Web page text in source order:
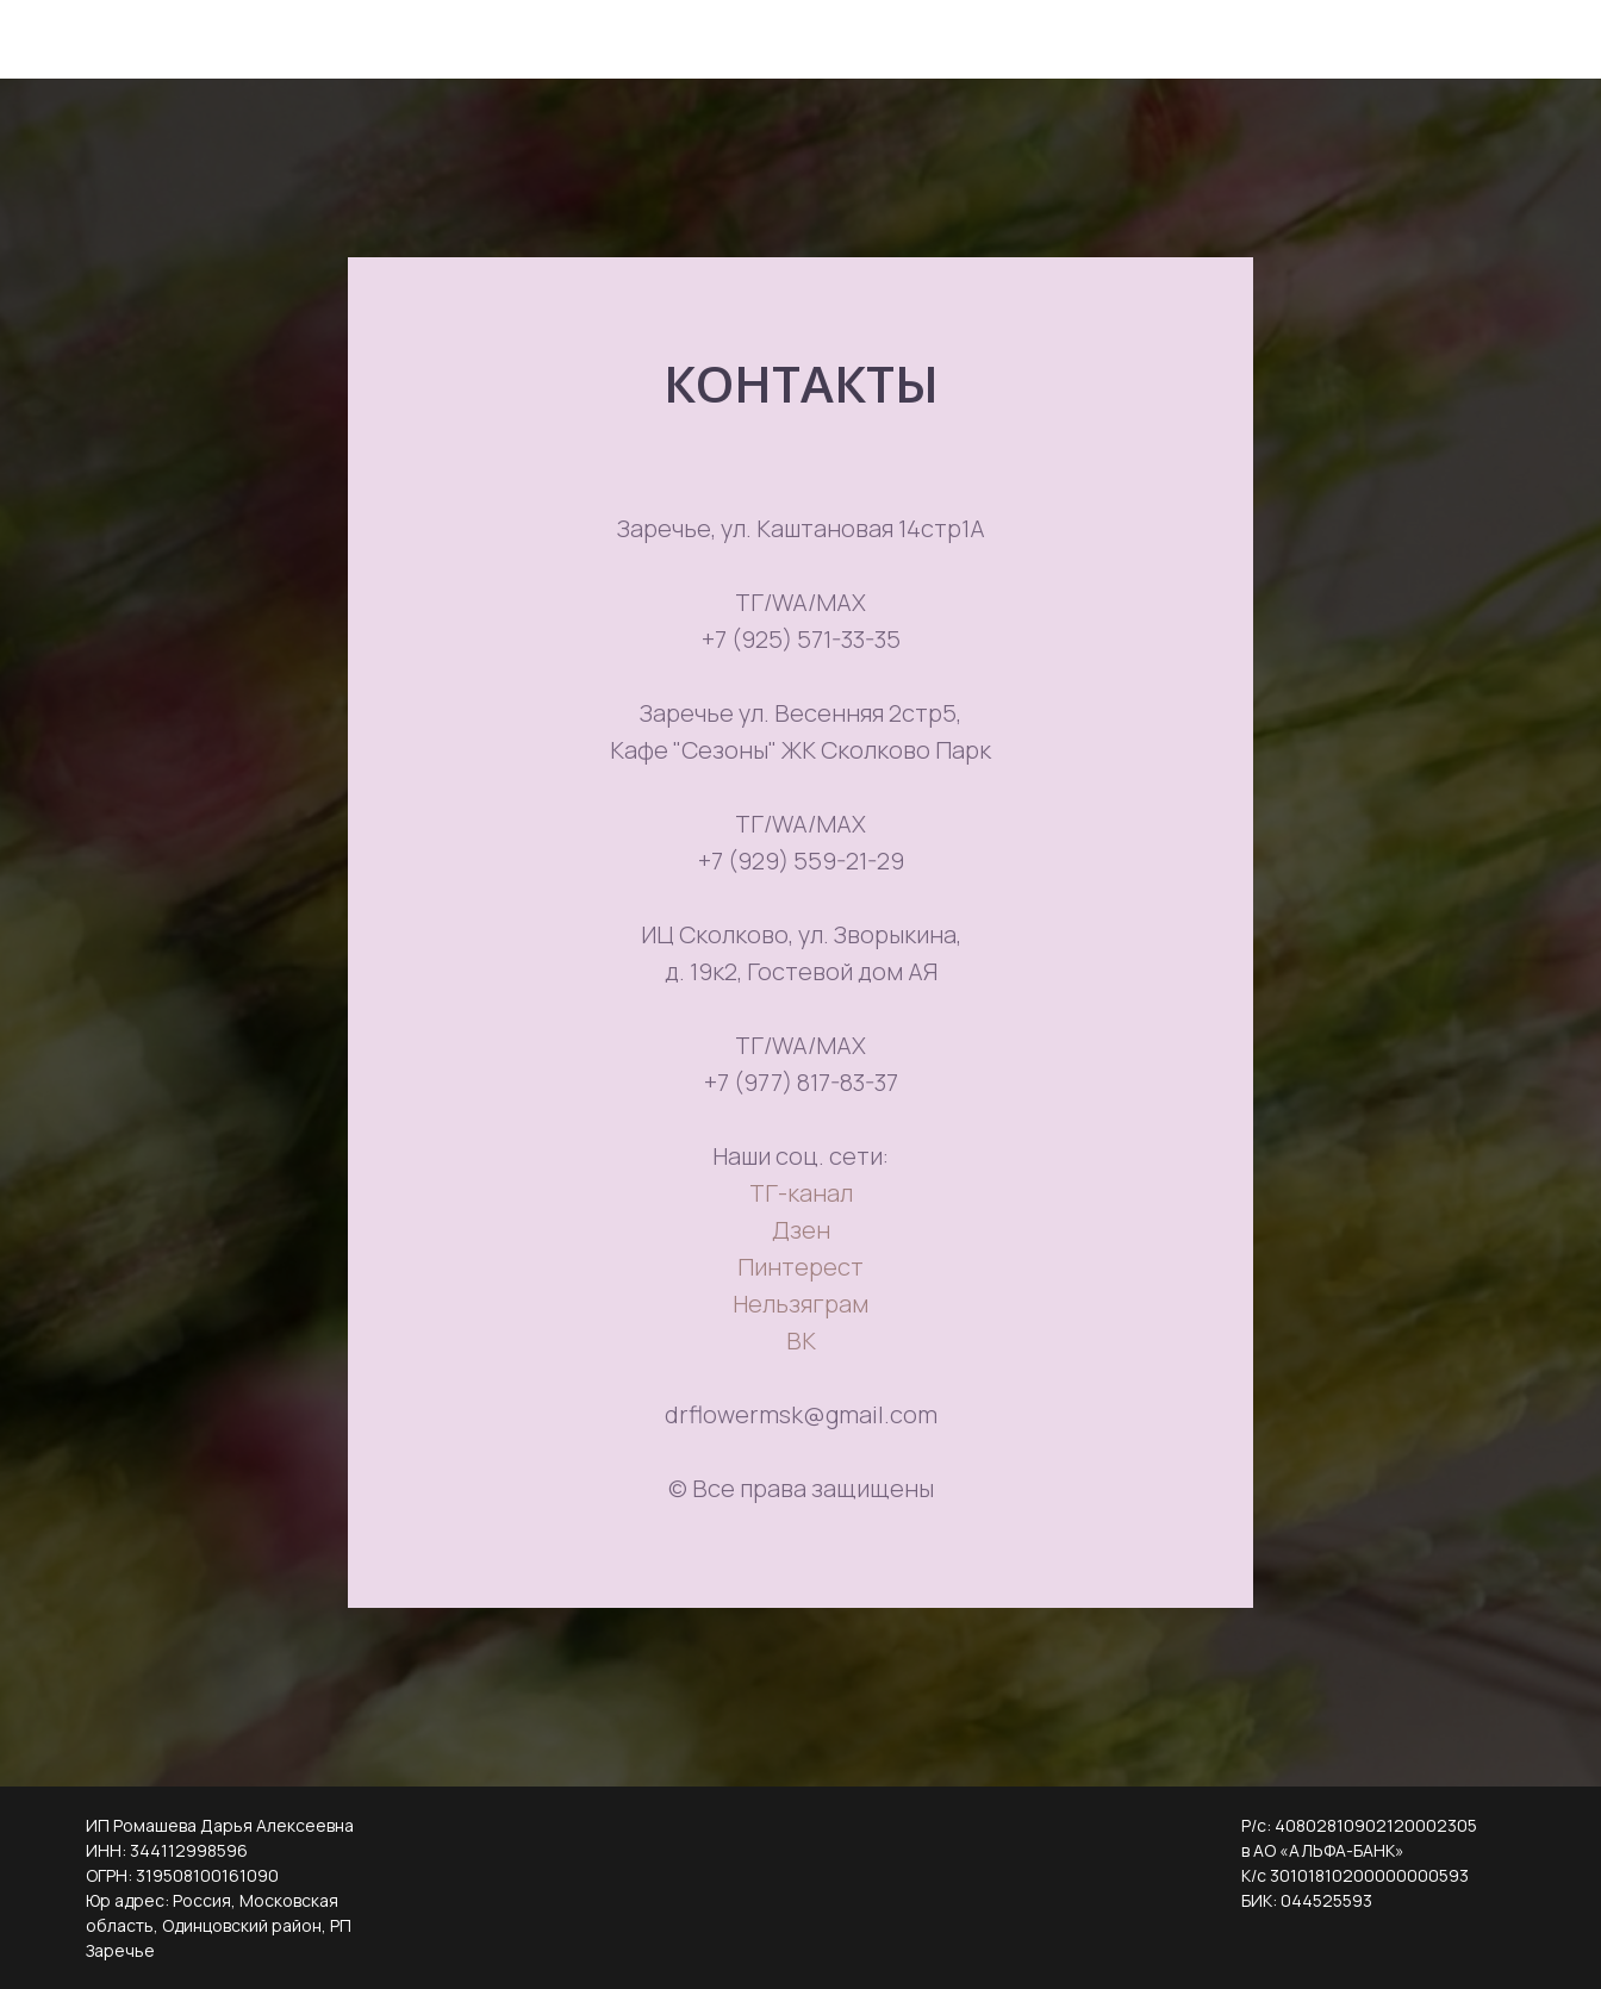
КОНТАКТЫ
Заречье, ул. Каштановая 14стр1А
ТГ/WA/MAX
+7 (925) 571-33-35
Заречье ул. Весенняя 2стр5,
Кафе "Сезоны" ЖК Сколково Парк
ТГ/WA/MAX
+7 (929) 559-21-29
ИЦ Сколково, ул. Зворыкина,
д. 19к2, Гостевой дом АЯ
ТГ/WA/MAX
+7 (977) 817-83-37
Наши соц. сети:
ТГ-канал
Дзен
Пинтерест
Нельзяграм
ВК
drflowermsk@gmail.com
© Все права защищены
ИП Ромашева Дарья Алексеевна
ИНН: 344112998596
ОГРН: 319508100161090
Юр адрес: Россия, Московская
область, Одинцовский район, РП
Заречье
Р/с: 40802810902120002305
в АО «АЛЬФА-БАНК»
К/с 30101810200000000593
БИК: 044525593